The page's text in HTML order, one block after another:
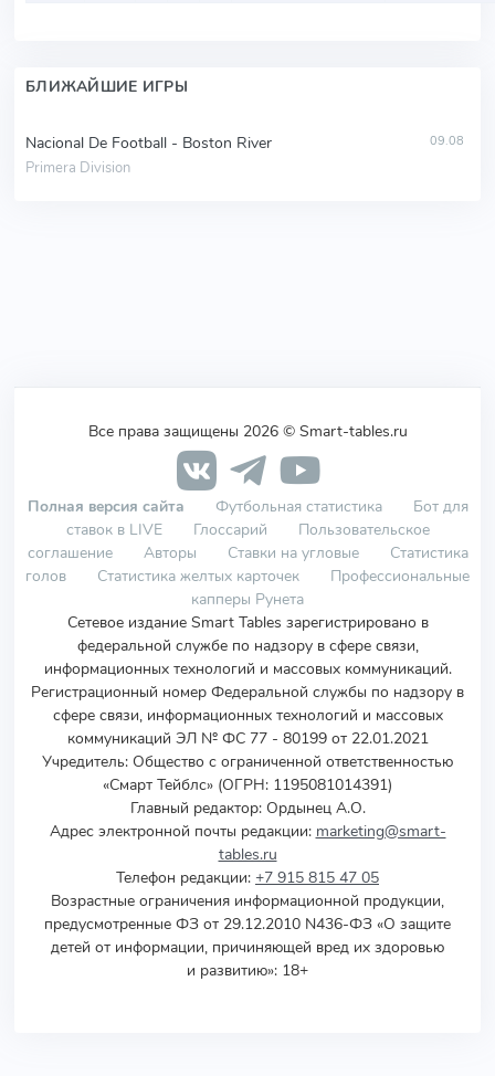
БЛИЖАЙШИЕ ИГРЫ
Nacional De Football - Boston River
Primera Division
09.08
Все права защищены 2026 © Smart-tables.ru
Полная версия сайта Футбольная статистика
Бот для
ставок в LIVE
Глоссарий
Пользовательское
соглашение
Авторы Ставки на угловые
Статистика
голов
Статистика желтых карточек
Профессиональные
капперы Рунета
Сетевое издание Smart Tables зарегистрировано в
федеральной службе по надзору в сфере связи,
информационных технологий и массовых коммуникаций.
Регистрационный номер Федеральной службы по надзору в
сфере связи, информационных технологий и массовых
коммуникаций ЭЛ № ФС 77 - 80199 от 22.01.2021
Учредитель: Общество с ограниченной ответственностью
«Смарт Тейблс» (ОГРН: 1195081014391)
Главный редактор: Ордынец А.О.
Адрес электронной почты редакции: marketing@smart-
tables.ru
Телефон редакции: +7 915 815 47 05
Возрастные ограничения информационной продукции,
предусмотренные ФЗ от 29.12.2010 N436-ФЗ «О защите
детей от информации, причиняющей вред их здоровью
и развитию»: 18+